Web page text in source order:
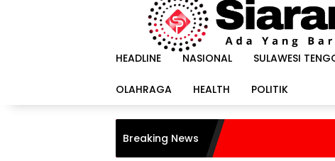
HEADLINE NASIONAL SULAWESI
OLAHRAGA HEALTH POLITIK
Breaking News
HEADLINE
Gol Tunggal Ferran
Juara Dunia 2026,